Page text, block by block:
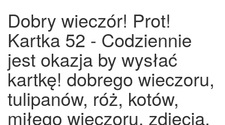
Dobry wieczór! Prot!
Kartka 52 - Codziennie
jest okazja by wysłać
kartkę! dobrego wieczoru,
tulipanów, róż, kotów,
miłego wieczoru, zdjęcia,